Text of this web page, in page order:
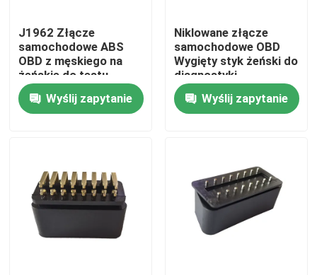
Kontrola jakości
Skontaktuj się z nami
Kabel OBD2 typu Y
Kabel złącza OBD2
J1962 Złącze
samochodowe ABS
OBD z męskiego na
żeńskie do testu
diagnostycznego
Wyślij zapytanie
Niklowane złącze
samochodowe OBD
Wygięty styk żeński do
diagnostyki
Wyślij zapytanie